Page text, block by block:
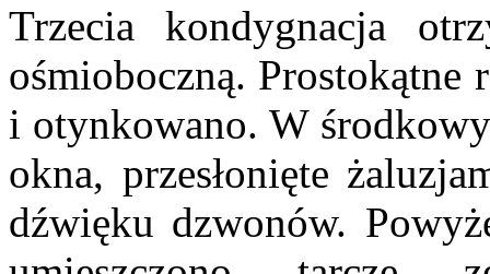
Trzecia kondygnacja
ośmioboczną. Prostokątne
i otynkowano. W
okna, przesłonięte
dźwięku dzwonów.